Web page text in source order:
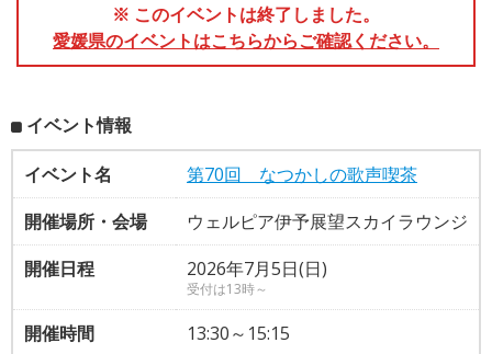
※ このイベントは終了しました。
愛媛県のイベントはこちらからご確認ください。
イベント情報
イベント名
第70回 なつかしの歌声喫茶
開催場所・会場
ウェルピア伊予展望スカイラウンジ
開催日程
2026年7月5日(日)
受付は13時～
開催時間
13:30～15:15